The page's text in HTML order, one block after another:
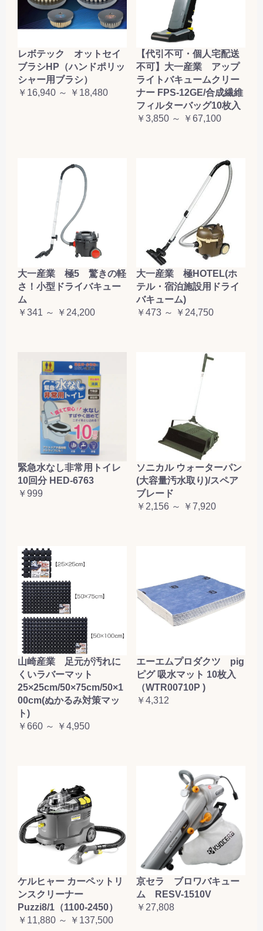
レボテック オットセイ
ブラシHP（ハンドポリッ
シャー用ブラシ）
￥16,940 ～ ￥18,480
【代引不可・個人宅配送
不可】大一産業 アップ
ライトバキュームクリー
ナー FPS-12GE/合成繊維
フィルターバッグ10枚入
￥3,850 ～ ￥67,100
大一産業 極5 驚きの軽
さ！小型ドライバキュー
ム
￥341 ～ ￥24,200
大一産業 極HOTEL(ホ
テル・宿泊施設用ドライ
バキューム)
￥473 ～ ￥24,750
緊急水なし非常用トイレ
10回分 HED-6763
￥999
ソニカル ウォーターパン
(大容量汚水取り)/スペア
ブレード
￥2,156 ～ ￥7,920
山崎産業 足元が汚れに
くいラバーマット
25×25cm/50×75cm/50×1
00cm(ぬかるみ対策マッ
ト)
￥660 ～ ￥4,950
エーエムプロダクツ pig
ピグ 吸水マット 10枚入
（WTR00710P )
￥4,312
ケルヒャー カーペットリ
ンスクリーナー
Puzzi8/1（1100-2450）
￥11,880 ～ ￥137,500
京セラ ブロワバキュー
ム RESV-1510V
￥27,808